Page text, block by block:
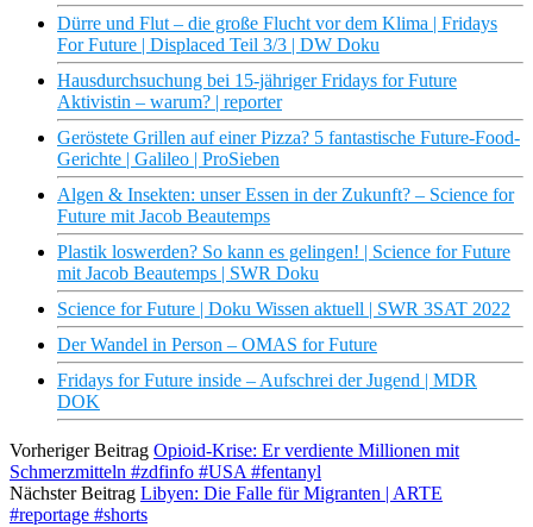
Dürre und Flut – die große Flucht vor dem Klima | Fridays
For Future | Displaced Teil 3/3 | DW Doku
Hausdurchsuchung bei 15-jähriger Fridays for Future
Aktivistin – warum? | reporter
Geröstete Grillen auf einer Pizza? 5 fantastische Future-Food-
Gerichte | Galileo | ProSieben
Algen & Insekten: unser Essen in der Zukunft? – Science for
Future mit Jacob Beautemps
Plastik loswerden? So kann es gelingen! | Science for Future
mit Jacob Beautemps | SWR Doku
Science for Future | Doku Wissen aktuell | SWR 3SAT 2022
Der Wandel in Person – OMAS for Future
Fridays for Future inside – Aufschrei der Jugend | MDR
DOK
Vorheriger Beitrag Opioid-Krise: Er verdiente Millionen mit
Schmerzmitteln #zdfinfo #USA #fentanyl
Nächster Beitrag Libyen: Die Falle für Migranten | ARTE
#reportage #shorts